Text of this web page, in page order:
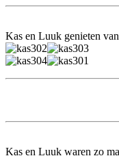
Kas en Luuk genieten
Kas en Luuk waren zo